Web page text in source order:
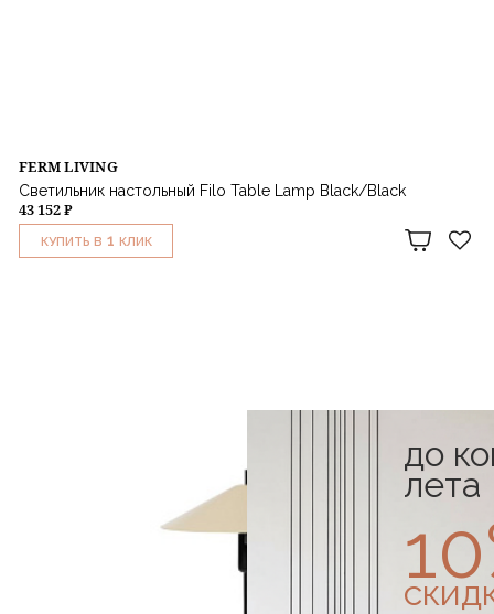
FERM LIVING
Светильник настольный Filo Table Lamp Black/Black
43 152 ₽
КУПИТЬ В 1 КЛИК
до
лета